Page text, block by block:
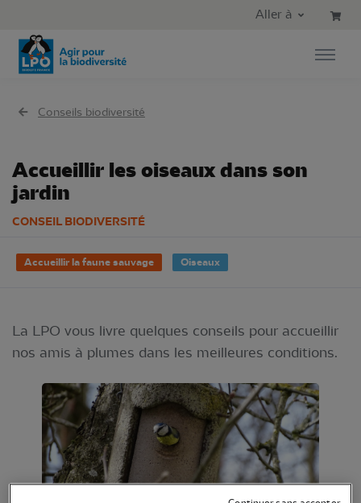
Aller au menu principal
Aller à
Conseils biodiversité
Accueillir les oiseaux dans son
jardin
CONSEIL BIODIVERSITÉ
Accueillir la faune sauvage Oiseaux
La LPO vous livre quelques conseils pour accueillir
nos amis à plumes dans les meilleures conditions.